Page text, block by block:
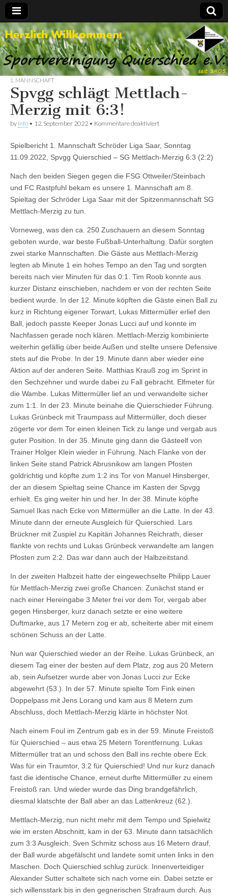
Spvgg.
Quierschied
Offizielle
Internetpräsenz
1. MANNSCHAFT
Spvgg schlägt Mettlach-
Merzig mit 6:3!
by Info • 12. September 2022 • Kommentare deaktiviertfür
Mettlach-
Merzig
6:3!
Spielbericht 1. Mannschaft Schröder Liga Saar, Sonntag
11.09.2022, Spvgg Quierschied – SG Mettlach-Merzig 6:3 (2:2)
Nach den beiden Siegen gegen die FSG Ottweiler/Steinbach
und FC Rastpfuhl bekam es unsere 1. Mannschaft am 8.
Spieltag der Schröder Liga Saar mit der Spitzenmannschaft SG
Mettlach-Merzig zu tun.
Vorneweg, was den ca. 250 Zuschauern an diesem Sonntag
geboten wurde, war beste Fußball-Unterhaltung. Dafür sorgten
zwei starke Mannschaften. Die Gäste aus Mettlach-Merzig
legten ab Minute 1 ein hohes Tempo an den Tag und sorgten
bereits nach vier Minuten für das 0:1. Tim Roob konnte aus
kurzer Distanz einschieben, nachdem er von der rechten Seite
bedient wurde. In der 12. Minute köpften die Gäste einen Ball zu
kurz in Richtung eigener Torwart, Lukas Mittermüller erlief den
Ball, jedoch passte Keeper Jonas Lucci auf und konnte im
Nachfassen gerade noch klären. Mettlach-Merzig kombinierte
weiterhin gefällig über beide Außen und stellte unsere Defensive
stets auf die Probe. In der 19. Minute dann aber wieder eine
Aktion auf der anderen Seite. Matthias Krauß zog im Sprint in
den Sechzehner und wurde dabei zu Fall gebracht. Elfmeter für
die Wambe. Lukas Mittermüller lief an und verwandelte sicher
zum 1:1. In der 23. Minute beinahe die Quierschieder Führung.
Lukas Grünbeck mit Traumpass auf Mittermüller, doch dieser
zögerte vor dem Tor einen kleinen Tick zu lange und vergab aus
guter Position. In der 35. Minute ging dann die Gästeelf von
Trainer Holger Klein wieder in Führung. Nach Flanke von der
linken Seite stand Patrick Abrusnikow am langen Pfosten
goldrichtig und köpfte zum 1:2 ins Tor von Manuel Hinsberger,
der an diesem Spieltag seine Chance im Kasten der Spvgg
erhielt. Es ging weiter hin und her. In der 38. Minute köpfte
Samuel Ikas nach Ecke von Mittermüller an die Latte. In der 43.
Minute dann der erneute Ausgleich für Quierschied. Lars
Brückner mit Zuspiel zu Kapitän Johannes Reichrath, dieser
flankte von rechts und Lukas Grünbeck verwandelte am langen
Pfosten zum 2:2. Das war dann auch der Halbzeitstand.
In der zweiten Halbzeit hatte der eingewechselte Philipp Lauer
für Mettlach-Merzig zwei große Chancen: Zunächst stand er
nach einer Hereingabe 3 Meter frei vor dem Tor, vergab aber
gegen Hinsberger, kurz danach setzte er eine weitere
Duftmarke, aus 17 Metern zog er ab, scheiterte aber mit einem
schönen Schuss an der Latte.
Nun war Quierschied wieder an der Reihe. Lukas Grünbeck, an
diesem Tag einer der besten auf dem Platz, zog aus 20 Metern
ab, sein Aufsetzer wurde aber von Jonas Lucci zur Ecke
abgewehrt (53.). In der 57. Minute spielte Tom Fink einen
Doppelpass mit Jens Lorang und kam aus 8 Metern zum
Abschluss, doch Mettlach-Merzig klärte in höchster Not.
Nach einem Foul im Zentrum gab es in der 59. Minute Freistoß
für Quierschied – aus etwa 25 Metern Torentfernung. Lukas
Mittermüller trat an und schoss den Ball ins rechte obere Eck.
Was für ein Traumtor, 3:2 für Quierschied! Und nur kurz danach
fast die identische Chance, erneut durfte Mittermüller zu einem
Freistoß ran. Und wieder wurde das Ding brandgefährlich,
diesmal klatschte der Ball aber an das Lattenkreuz (62.).
Mettlach-Merzig, nun nicht mehr mit dem Tempo und Spielwitz
wie im ersten Abschnitt, kam in der 63. Minute dann tatsächlich
zum 3:3 Ausgleich. Sven Schmitz schoss aus 16 Metern drauf,
der Ball wurde abgefälscht und landete somit unten links in den
Maschen. Doch Quierschied schlug zurück. Innenverteidiger
Alexander Sutter schaltete sich nach vorne ein. Dabei setzte er
sich willensstark bis in den gegnerischen Strafraum durch. Aus